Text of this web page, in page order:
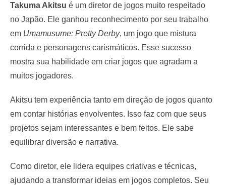
Takuma Akitsu é um diretor de jogos muito respeitado
no Japão. Ele ganhou reconhecimento por seu trabalho
em Umamusume: Pretty Derby, um jogo que mistura
corrida e personagens carismáticos. Esse sucesso
mostra sua habilidade em criar jogos que agradam a
muitos jogadores.
Akitsu tem experiência tanto em direção de jogos quanto
em contar histórias envolventes. Isso faz com que seus
projetos sejam interessantes e bem feitos. Ele sabe
equilibrar diversão e narrativa.
Como diretor, ele lidera equipes criativas e técnicas,
ajudando a transformar ideias em jogos completos. Seu